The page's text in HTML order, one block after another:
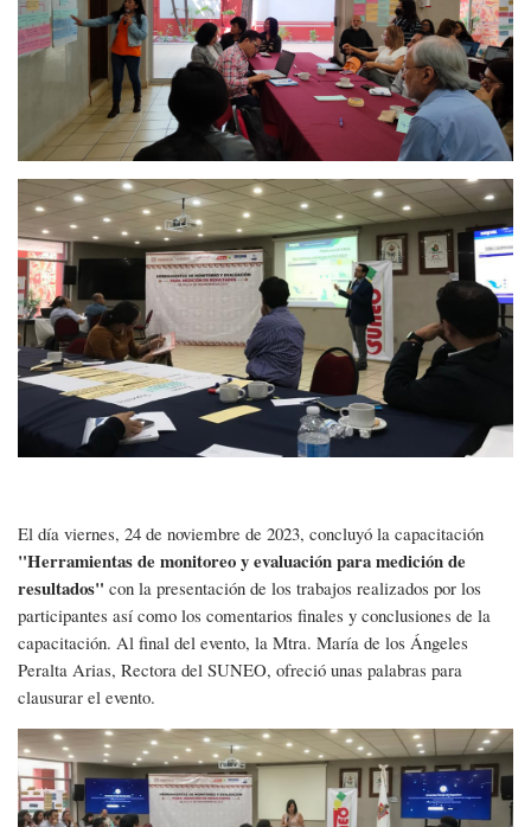
El día viernes, 24 de noviembre de 2023, concluyó la capacitación
"Herramientas de monitoreo y evaluación para medición de
resultados" con la presentación de los trabajos realizados por los
participantes así como los comentarios finales y conclusiones de la
capacitación. Al final del evento, la Mtra. María de los Ángeles
Peralta Arias, Rectora del SUNEO, ofreció unas palabras para
clausurar el evento.